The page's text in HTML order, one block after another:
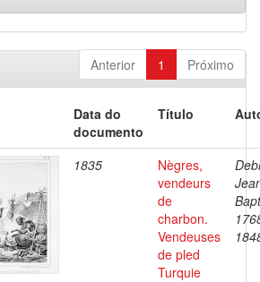
Anterior 1 Próximo
Data do
documento
Título
1835
Nègres,
vendeurs
de
charbon.
Vendeuses
de pled
Turquie